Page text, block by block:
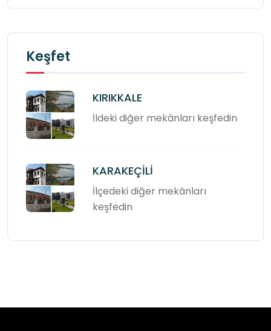
Keşfet
KIRIKKALE
İldeki diğer mekânları keşfedin
KARAKEÇİLİ
İlçedeki diğer mekânları
keşfedin